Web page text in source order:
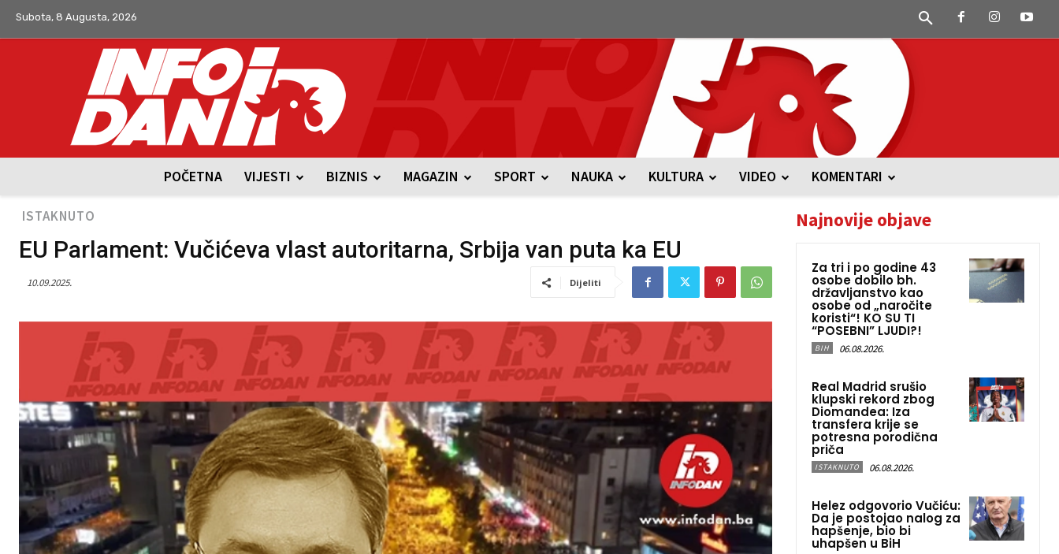
Subota, 8 Augusta, 2026
POČETNA VIJESTI BIZNIS MAGAZIN SPORT NAUKA KULTURA VIDEO KOMENTARI
ISTAKNUTO
EU Parlament: Vučićeva vlast autoritarna, Srbija van puta ka EU
10.09.2025. Dijeliti
Najnovije objave
Za tri i po godine 43
osobe dobilo bh.
državljanstvo kao
osobe od „naročite
koristi“! KO SU TI
“POSEBNI” LJUDI?!
BIH 06.08.2026.
Real Madrid srušio
klupski rekord zbog
Diomandea: Iza
transfera krije se
potresna porodična
priča
ISTAKNUTO 06.08.2026.
Helez odgovorio Vučiću:
Da je postojao nalog za
hapšenje, bio bi
uhapšen u BiH